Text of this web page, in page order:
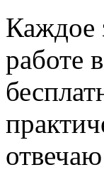
Каждое
работе